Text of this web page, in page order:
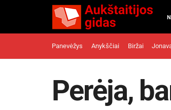
Panevėžys Anykščiai Biržai
Perėja,